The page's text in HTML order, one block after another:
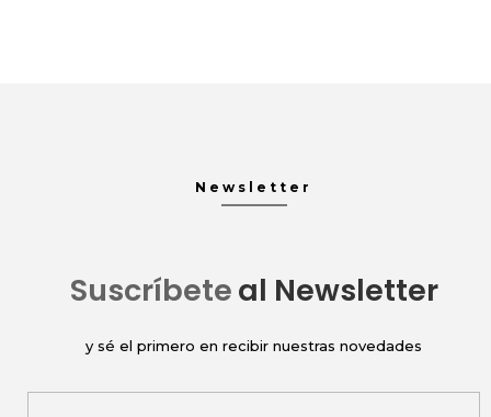
Newsletter
Suscríbeteal Newsletter
y sé el primero en recibir nuestras novedades